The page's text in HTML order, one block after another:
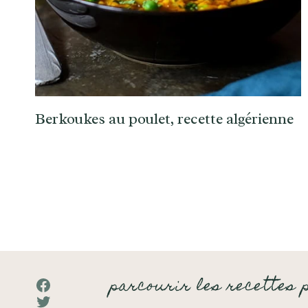
Berkoukes au poulet, recette algérienne
Facebook
Twitter
parcourir les recettes